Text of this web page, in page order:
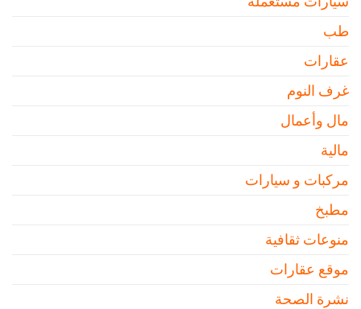
طب
عقارات
غرف النوم
مال وأعمال
مالية
مركبات و سيارات
مطبخ
منوعات ثقافية
موقع عقارات
نشرة الصحة